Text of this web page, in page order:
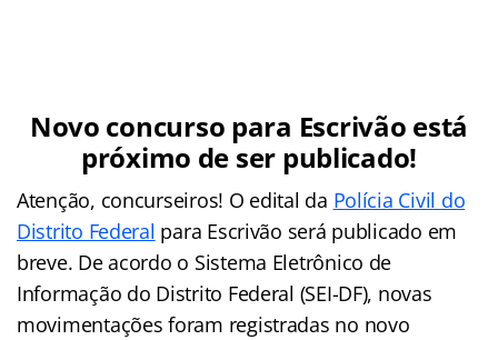
Novo concurso para Escrivão está
próximo de ser publicado!
Atenção, concurseiros! O edital da Polícia Civil do
Distrito Federal para Escrivão será publicado em
breve. De acordo o Sistema Eletrônico de
Informação do Distrito Federal (SEI-DF), novas
movimentações foram registradas no novo